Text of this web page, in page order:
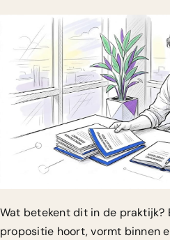
Wat betekent dit in de praktijk?
propositie hoort, vormt binnen